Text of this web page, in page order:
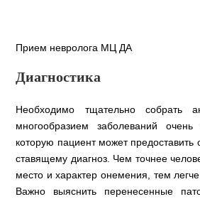
Прием невролога МЦ ДА
Диагностика
Необходимо тщательно собрать
многообразием заболеваний
которую пациент может предоставить
ставящему диагноз. Чем точнее
место и характер онемения, тем легче
Важно выяснить перенесенные